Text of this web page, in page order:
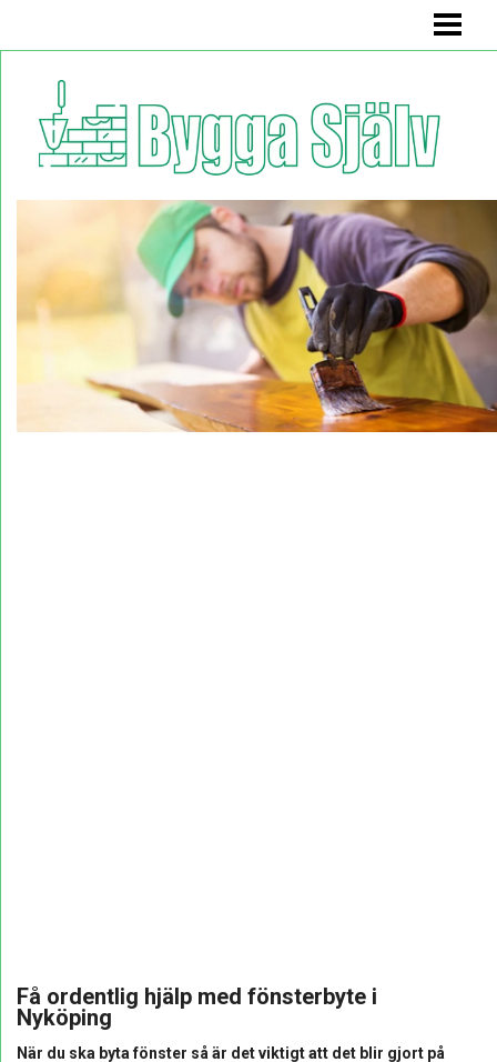
BADRUMSMÖBEL
BÄNK MED FÖRVARING
BLOGG
Få ordentlig hjälp med fönsterbyte i
Nyköping
När du ska byta fönster så är det viktigt att det blir gjort på